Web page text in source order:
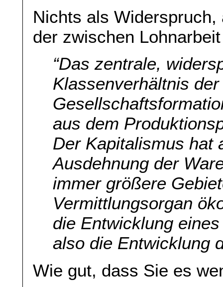
Nichts als
der zwischen
“Das zentrale,
Klassenverhältnis
aus dem
Der Kapitalismus hat
Ausdehnung der
immer größere
Vermittlungsorgan
die Entwicklung
also die Entwicklung
Wie gut, dass Sie es